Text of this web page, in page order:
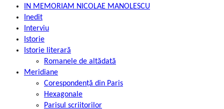
IN MEMORIAM NICOLAE MANOLESCU
Inedit
Interviu
Istorie
Istorie literară
Romanele de altădată
Meridiane
Corespondență din Paris
Hexagonale
Parisul scriitorilor